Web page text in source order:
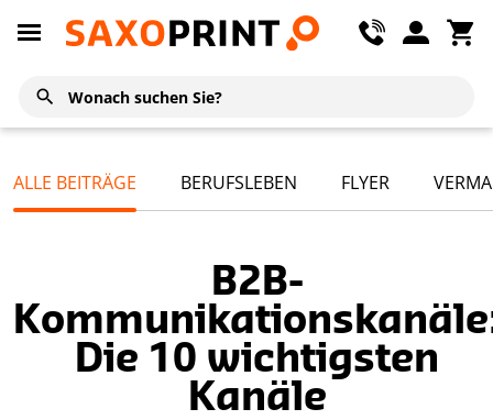
ALLE BEITRÄGE BERUFSLEBEN FLYER
B2B-
Die 10 wichtigsten
Kanäle